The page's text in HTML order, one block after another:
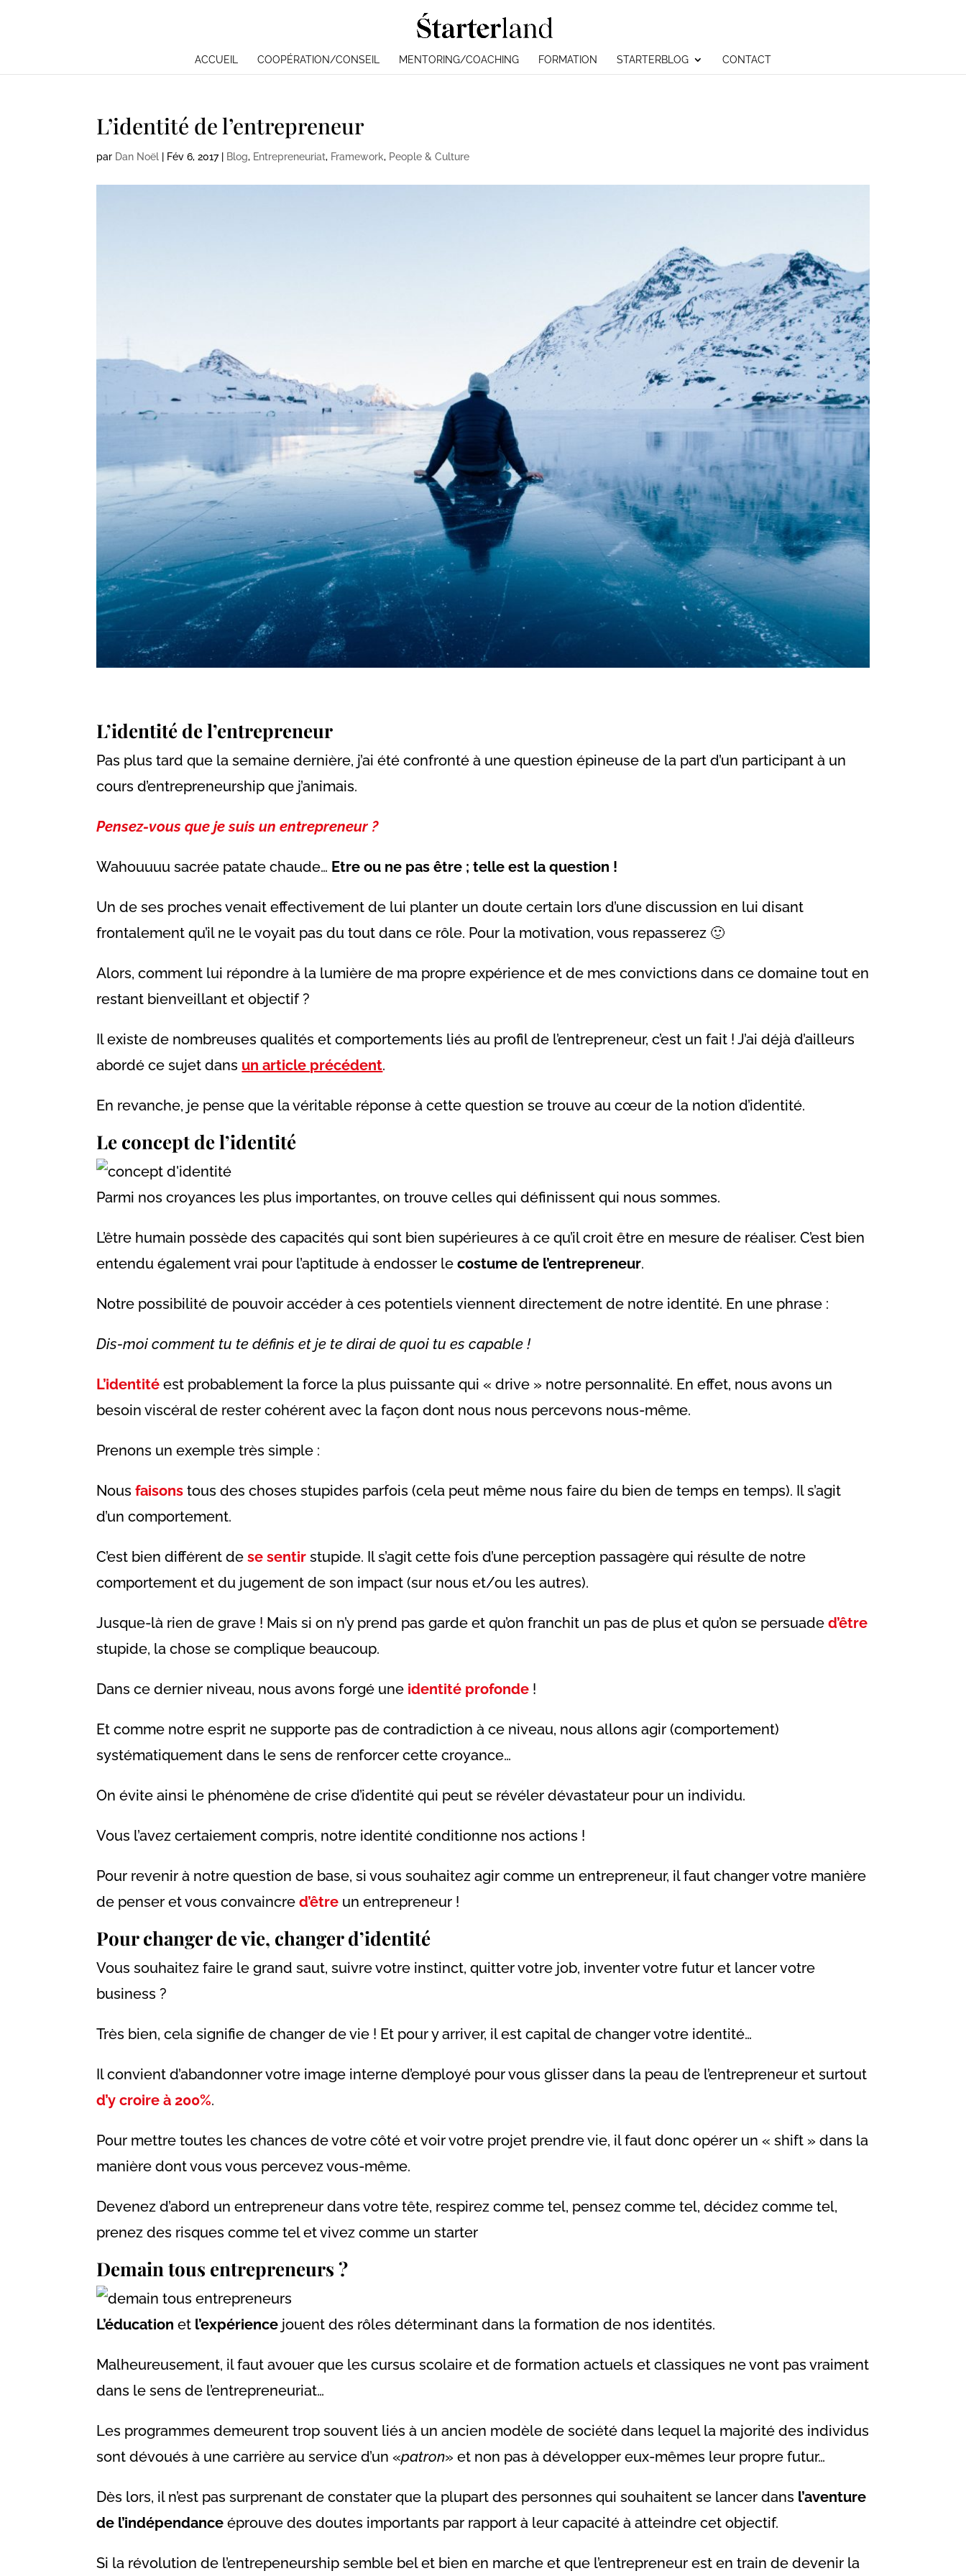
ACCUEIL COOPÉRATION/CONSEIL MENTORING/COACHING FORMATION STARTERBLOG CONTACT
L’identité de l’entrepreneur
par Dan Noël Fév 6, 2017| Blog, Entrepreneuriat, Framework, People & Culture
L’identité de l’entrepreneur
Pas plus tard que la semaine dernière, j’ai été confronté à une question épineuse de la part d’un participant à un
cours d’entrepreneurship que j’animais.
Pensez-vous que je suis un entrepreneur ?
Wahouuuu sacrée patate chaude… Etre ou ne pas être ; telle est la question !
Un de ses proches venait effectivement de lui planter un doute certain lors d’une discussion en lui disant
frontalement qu’il ne le voyait pas du tout dans ce rôle. Pour la motivation, vous repasserez 🙂
Alors, comment lui répondre à la lumière de ma propre expérience et de mes convictions dans ce domaine tout en
restant bienveillant et objectif ?
Il existe de nombreuses qualités et comportements liés au profil de l’entrepreneur, c’est un fait ! J’ai déjà d’ailleurs
abordé ce sujet dans un article précédent.
En revanche, je pense que la véritable réponse à cette question se trouve au cœur de la notion d’identité.
Le concept de l’identité
Parmi nos croyances les plus importantes, on trouve celles qui définissent qui nous sommes.
L’être humain possède des capacités qui sont bien supérieures à ce qu’il croit être en mesure de réaliser. C’est bien
entendu également vrai pour l’aptitude à endosser lecostume de l’entrepreneur.
Notre possibilité de pouvoir accéder à ces potentiels viennent directement de notre identité. En une phrase :
Dis-moi comment tu te définis et je te dirai de quoi tu es capable !
L’identité est probablement la force la plus puissante qui « drive » notre personnalité. En effet, nous avons un
besoin viscéral de rester cohérent avec la façon dont nous nous percevons nous-même.
Prenons un exemple très simple :
Nousfaisons tous des choses stupides parfois (cela peut même nous faire du bien de temps en temps). Il s’agit
d’un comportement.
C’est bien différent dese sentir stupide. Il s’agit cette fois d’une perception passagère qui résulte de notre
comportement et du jugement de son impact (sur nous et/ou les autres).
Jusque-là rien de grave ! Mais si on n’y prend pas garde et qu’on franchit un pas de plus et qu’on se persuaded’être
stupide, la chose se complique beaucoup.
Dans ce dernier niveau, nous avons forgé une identité profonde !
Et comme notre esprit ne supporte pas de contradiction à ce niveau, nous allons agir (comportement)
systématiquement dans le sens de renforcer cette croyance…
On évite ainsi le phénomène de crise d’identité qui peut se révéler dévastateur pour un individu.
Vous l’avez certaiement compris, notre identité conditionne nos actions !
Pour revenir à notre question de base, si vous souhaitez agir comme un entrepreneur, il faut changer votre manière
de penser et vous convaincred’être un entrepreneur !
Pour changer de vie, changer d’identité
Vous souhaitez faire le grand saut, suivre votre instinct, quitter votre job, inventer votre futur et lancer votre
business ?
Très bien, cela signifie de changer de vie ! Et pour y arriver, il est capital de changer votre identité…
Il convient d’abandonner votre image interne d’employé pour vous glisser dans la peau de l’entrepreneur et surtout
d’y croire à 200%.
Pour mettre toutes les chances de votre côté et voir votre projet prendre vie, il faut donc opérer un « shift » dans la
manière dont vous vous percevez vous-même.
Devenez d’abord un entrepreneur dans votre tête, respirez comme tel, pensez comme tel, décidez comme tel,
prenez des risques comme tel et vivez comme un starter
Demain tous entrepreneurs ?
L’éducation et l’expérience jouent des rôles déterminant dans la formation de nos identités.
Malheureusement, il faut avouer que les cursus scolaire et de formation actuels et classiques ne vont pas vraiment
dans le sens de l’entrepreneuriat…
Les programmes demeurent trop souvent liés à un ancien modèle de société dans lequel la majorité des individus
sont dévoués à une carrière au service d’un «patron» et non pas à développer eux-mêmes leur propre futur…
Dès lors, il n’est pas surprenant de constater que la plupart des personnes qui souhaitent se lancer dans l’aventure
de l’indépendance éprouve des doutes importants par rapport à leur capacité à atteindre cet objectif.
Si la révolution de l’entrepeneurship semble bel et bien en marche et que l’entrepreneur est en train de devenir la